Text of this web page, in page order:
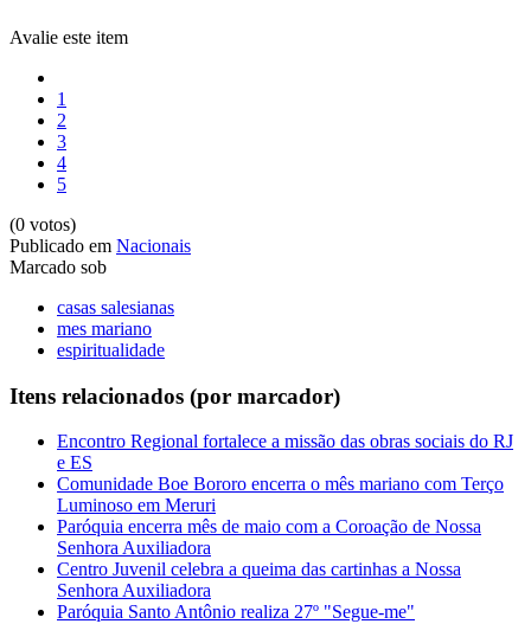
Avalie este item
1
2
3
4
5
(0 votos)
Publicado em Nacionais
Marcado sob
casas salesianas
mes mariano
espiritualidade
Itens relacionados (por marcador)
Encontro Regional fortalece a missão das obras sociais do RJ
e ES
Comunidade Boe Bororo encerra o mês mariano com Terço
Luminoso em Meruri
Paróquia encerra mês de maio com a Coroação de Nossa
Senhora Auxiliadora
Centro Juvenil celebra a queima das cartinhas a Nossa
Senhora Auxiliadora
Paróquia Santo Antônio realiza 27º "Segue-me"